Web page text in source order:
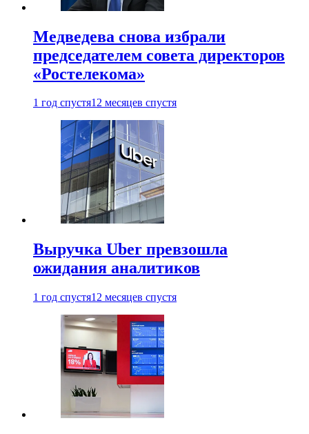
Медведева снова избрали
председателем совета директоров
«Ростелекома»
1 год спустя12 месяцев спустя
Выручка Uber превзошла
ожидания аналитиков
1 год спустя12 месяцев спустя